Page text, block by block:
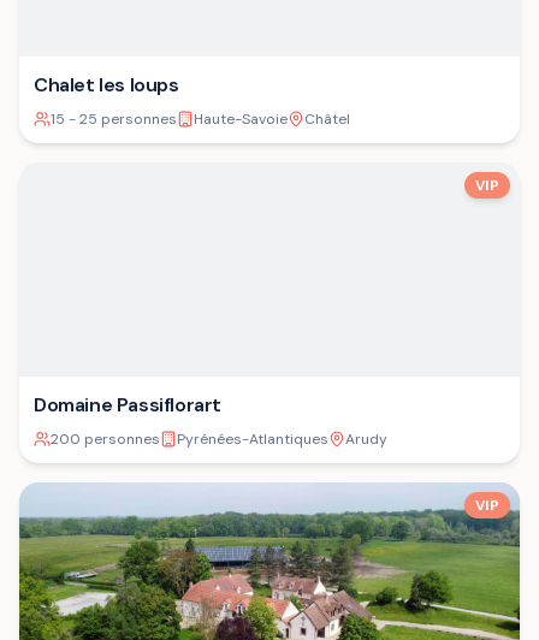
Chalet les loups
15 - 25 personnes Haute-Savoie Châtel
VIP
Domaine Passiflorart
200 personnes Pyrénées-Atlantiques Arudy
VIP